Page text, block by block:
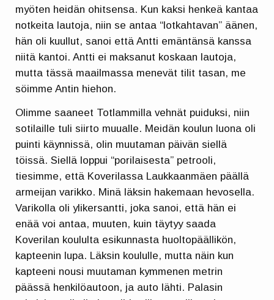
myöten heidän ohitsensa. Kun kaksi henkeä kantaa
notkeita lautoja, niin se antaa “lotkahtavan” äänen,
hän oli kuullut, sanoi että Antti emäntänsä kanssa
niitä kantoi. Antti ei maksanut koskaan lautoja,
mutta tässä maailmassa menevät tilit tasan, me
söimme Antin hiehon.
Olimme saaneet Totlammilla vehnät puiduksi, niin
sotilaille tuli siirto muualle. Meidän koulun luona oli
puinti käynnissä, olin muutaman päivän siellä
töissä. Siellä loppui “porilaisesta” petrooli,
tiesimme, että Koverilassa Laukkaanmäen päällä
armeijan varikko. Minä läksin hakemaan hevosella.
Varikolla oli ylikersantti, joka sanoi, että hän ei
enää voi antaa, muuten, kuin täytyy saada
Koverilan koululta esikunnasta huoltopäällikön,
kapteenin lupa. Läksin koululle, mutta näin kun
kapteeni nousi muutaman kymmenen metrin
päässä henkilöautoon, ja auto lähti. Palasin